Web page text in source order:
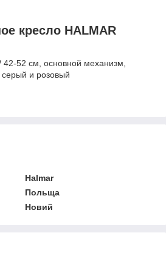
кресло HALMAR
52 см, основной механизм,
серый и розовый
Halmar
Польща
Новий